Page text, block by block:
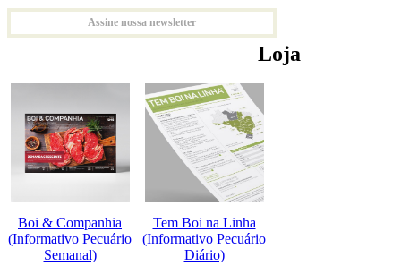
Assine nossa newsletter
Loja
Boi & Companhia
(Informativo Pecuário
Semanal)
Tem Boi na Linha
(Informativo Pecuário
Diário)